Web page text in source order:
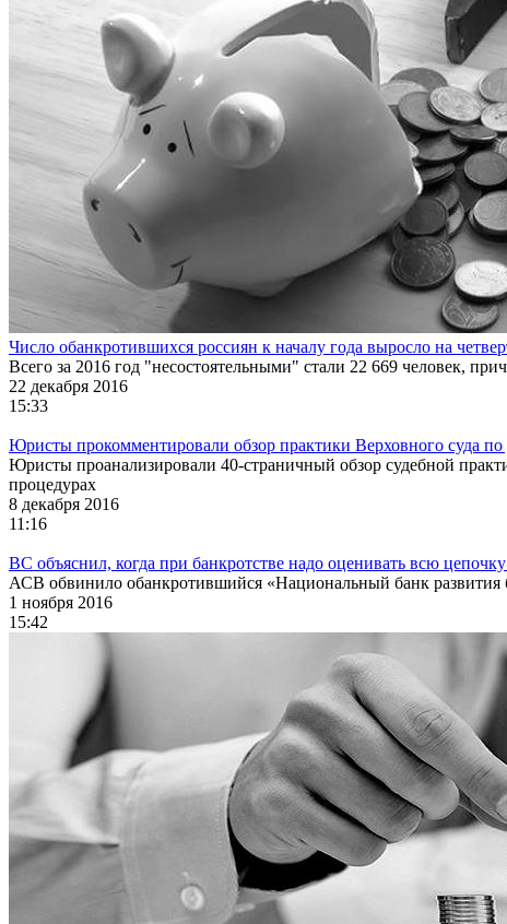
Число обанкротившихся россиян к началу года выросло на
Всего за 2016 год "несостоятельными" стали 22 669 человек,
22 декабря 2016
15:33
Юристы прокомментировали обзор практики Верховного суда по
Юристы проанализировали 40-страничный обзор судебной
процедурах
8 декабря 2016
11:16
ВС объяснил, когда при банкротстве надо оценивать всю
АСВ обвинило обанкротившийся «Национальный банк развития
1 ноября 2016
15:42